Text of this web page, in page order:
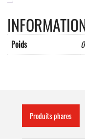
Poids
Produits phares